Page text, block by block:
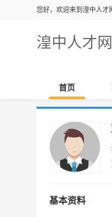
您好，欢迎来到湟中人才
湟中人才网
首页
基本资料